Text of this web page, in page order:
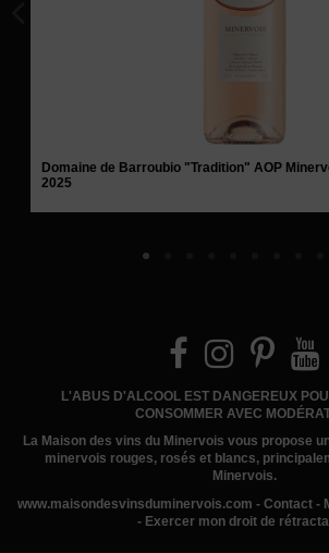
Domaine de Barroubio "Tradition" AOP
2025
L'ABUS D'ALCOOL EST DANGEREUX
CONSOMMER AVEC
La Maison des vins du Minervois vous propose
minervois rouges, rosés et blancs,
Minervois.
www.maisondesvinsduminervois.com - Contact -
- Exercer mon droit de